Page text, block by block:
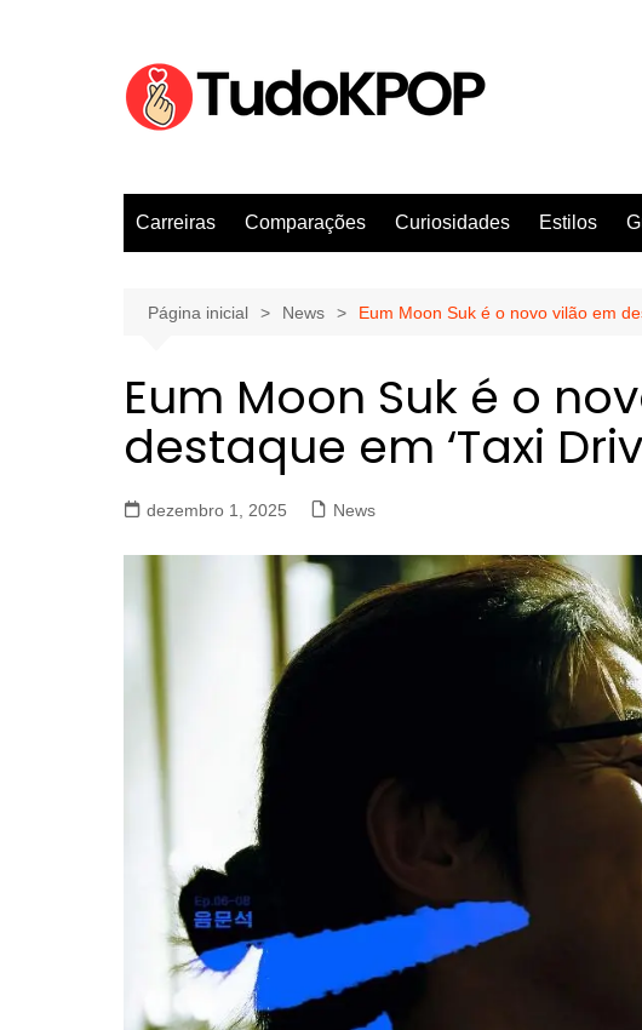
Carreiras Comparações Curiosidades Estilos
Página inicial News Eum Moon Suk é o novo vilão em
Eum Moon Suk é o
destaque em ‘Taxi
dezembro 1, 2025 News